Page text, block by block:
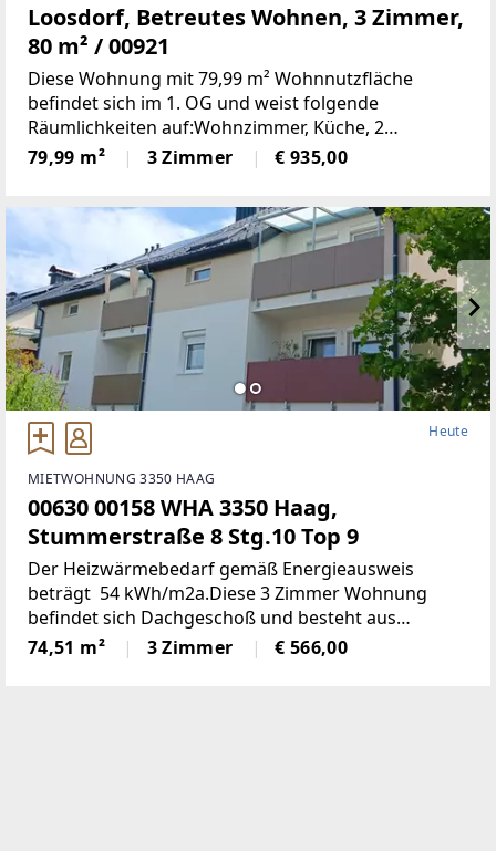
Loosdorf, Betreutes Wohnen, 3 Zimmer,
80 m² / 00921
Diese Wohnung mit 79,99 m² Wohnnutzfläche
befindet sich im 1. OG und weist folgende
Räumlichkeiten auf:Wohnzimmer, Küche, 2
Schlafzimmer, Bad, WC, Vorraum und LoggiaMiete €
935Finanzierungsbeitrag ca. €
79,99 m² 3 Zimmer € 935,00
Heute
MIETWOHNUNG 3350 HAAG
00630 00158 WHA 3350 Haag,
Stummerstraße 8 Stg.10 Top 9
Der Heizwärmebedarf gemäß Energieausweis
beträgt 54 kWh/m2a.Diese 3 Zimmer Wohnung
befindet sich Dachgeschoß und besteht aus
folgenden Räumen:Küche, Wohnzimmer,
Schlafzimmer, Kinderzimmer, Bad, WC, Vorraum, und
74,51 m² 3 Zimmer € 566,00